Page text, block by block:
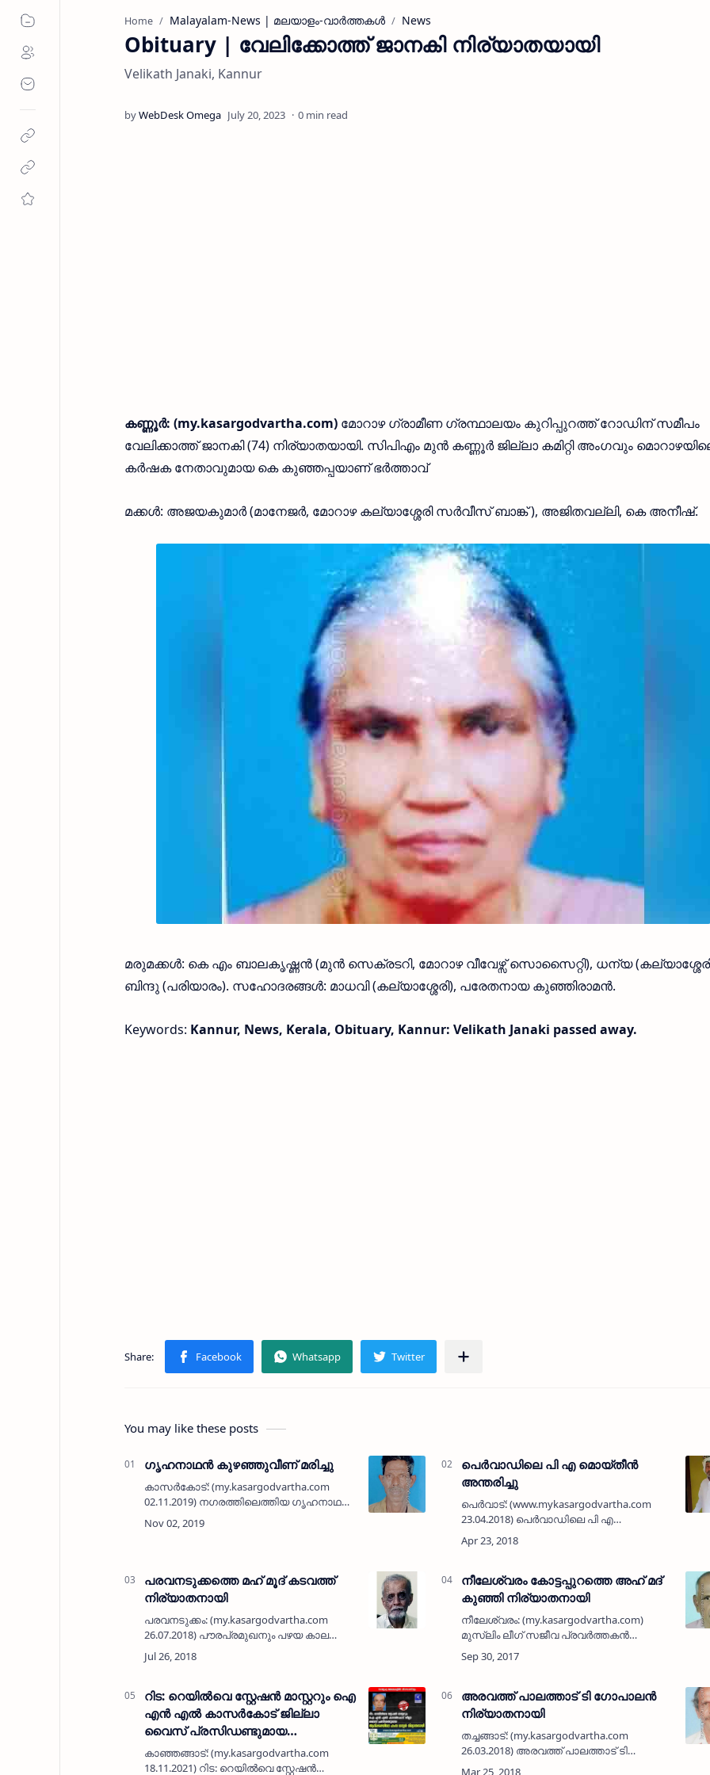
Home Malayalam-News | മലയാളം-വാര്‍ത്തകള്‍ News
Obituary | വേലിക്കോത്ത് ജാനകി നിര്യാതയായി
Velikath Janaki, Kannur
0 min read
കണ്ണൂര്‍: (my.kasargodvartha.com) മോറാഴ ഗ്രാമീണ ഗ്രന്ഥാലയം കുറിപ്പുറത്ത് റോഡിന് സമീപം
വേലിക്കാത്ത് ജാനകി (74) നിര്യാതയായി. സിപിഎം മുന്‍ കണ്ണൂര്‍ ജില്ലാ കമിറ്റി അംഗവും
കര്‍ഷക നേതാവുമായ കെ കുഞ്ഞപ്പയാണ് ഭര്‍ത്താവ്
മക്കള്‍: അജയകുമാര്‍ (മാനേജര്‍, മോറാഴ കല്യാശ്ശേരി സര്‍വീസ് ബാങ്ക് ), അജിതവല്ലി, കെ അനീഷ്.
മരുമക്കള്‍: കെ എം ബാലകൃഷ്ണന്‍ (മുന്‍ സെക്രടറി, മോറാഴ വീവേഴ്സ് സൊസൈറ്റി), ധന്യ
ബിന്ദു (പരിയാരം). സഹോദരങ്ങള്‍: മാധവി (കല്യാശ്ശേരി), പരേതനായ കുഞ്ഞിരാമന്‍.
Keywords: Kannur, News, Kerala, Obituary, Kannur: Velikath Janaki passed away.
You may like these posts
ഗൃഹനാഥന്‍ കുഴഞ്ഞുവീണ് മരിച്ചു
കാസര്‍കോട്: (my.kasargodvartha.com
02.11.2019) നഗരത്തിലെത്തിയ ഗൃഹനാഥന്‍
കുഴഞ്ഞുവീണ് മരിച്ചു. പെരുമ്പള
കുളങ്കരയിലെ ബാലകൃഷ്ണനാ (70)ണ്
പെര്‍വാഡിലെ പി എ മൊയ്തീന്‍
അന്തരിച്ചു
പെര്‍വാട്: (www.mykasargodvartha.com
23.04.2018) പെര്‍വാഡിലെ പി എ
മൊയ്തീന്‍(65) അന്തരിച്ചു.
ഞായറാഴ്ച്ചയായിരുന്നു മരണം. ഭാര്യ:
ആയിഷ, …
പരവനടുക്കത്തെ മഹ് മൂദ് കടവത്ത്
നിര്യാതനായി
പരവനടുക്കം: (my.kasargodvartha.com
26.07.2018) പൗരപ്രമുഖനും പഴയ കാല
മുസ്ലിം ലീഗ് പ്രവര്‍ത്തകനുമായ
പരവനടുക്കം മണിയങ്ങാനത്തെ മഹ് മൂദ്
നീലേശ്വരം കോട്ടപ്പുറത്തെ അഹ് മദ്
കുഞ്ഞി നിര്യാതനായി
നീലേശ്വരം: (my.kasargodvartha.com)
മുസ്ലിം ലീഗ് സജീവ പ്രവര്‍ത്തകന്‍
കോട്ടപ്പുറത്തെ കരിമ്പു വളപ്പില്‍ അഹ് മദ്
കുഞ്ഞി (72) നിര്യാതനായി. ഭാര്യ: സി ഒ
റിട: റെയില്‍വെ സ്റ്റേഷന്‍ മാസ്റ്ററും ഐ
എൻ എൽ കാസർകോട് ജില്ലാ
വൈസ് പ്രസിഡണ്ടുമായ
ആവിക്കരയിലെ ഹംസ മാസ്റ്റർ
നിര്യാതനായി
കാഞ്ഞങ്ങാട്: (my.kasargodvartha.com
18.11.2021) റിട: റെയില്‍വെ സ്റ്റേഷന്‍
അരവത്ത് പാലത്താട് ടി ഗോപാലന്‍
നിര്യാതനായി
തച്ചങ്ങാട്: (my.kasargodvartha.com
26.03.2018) അരവത്ത് പാലത്താട് ടി
ഗോപാലന്‍ (60) നിര്യാതനായി. ഭാര്യ: